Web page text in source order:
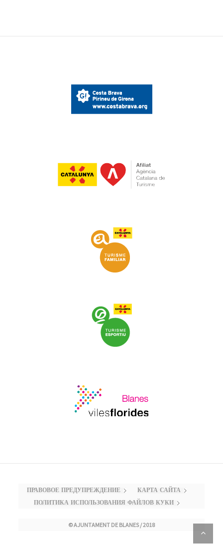
ПРАВОВОЕ ПРЕДУПРЕЖДЕНИЕ КАРТА САЙТА
ПОЛИТИКА ИСПОЛЬЗОВАНИЯ ФАЙЛОВ КУКИ
© AJUNTAMENT DE BLANES / 2018